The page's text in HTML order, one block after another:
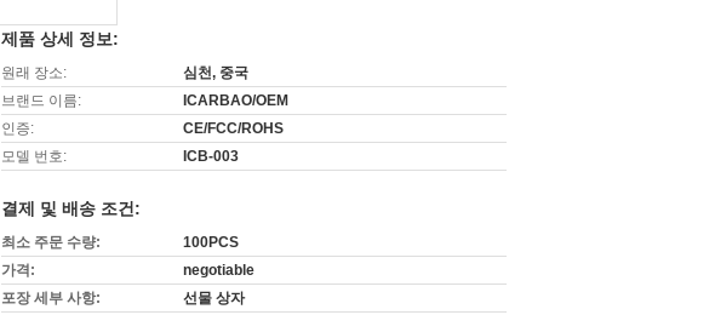
제품 상세 정보:
원래 장소:
심천, 중국
브랜드 이름:
ICARBAO/OEM
인증:
CE/FCC/ROHS
모델 번호:
ICB-003
결제 및 배송 조건:
최소 주문 수량:
100PCS
가격:
negotiable
포장 세부 사항:
선물 상자